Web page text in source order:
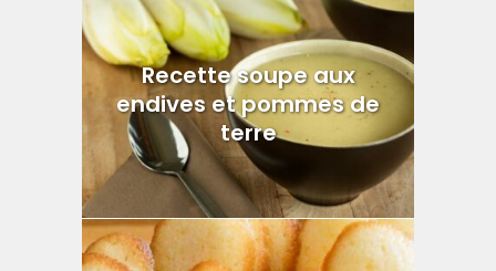
Recette soupe aux
endives et pommes de
terre